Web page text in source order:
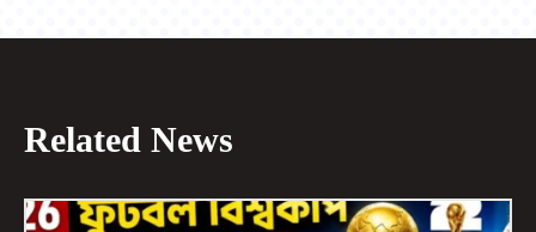
Related News